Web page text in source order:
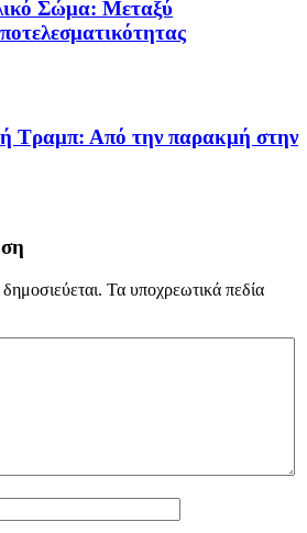
Σώμα: Μεταξύ
Τραμπ: Από την παρακμή στην
Τα υποχρεωτικά πεδία